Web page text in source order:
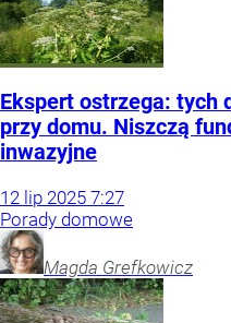
Ekspert ostrzega: tych
przy domu. Niszczą
inwazyjne
12 lip 2025 7:27
Porady domowe
Magda Grefkowicz